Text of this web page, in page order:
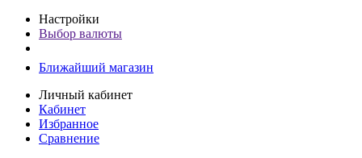
Настройки
Выбор валюты
Ближайший магазин
Личный кабинет
Кабинет
Избранное
Сравнение